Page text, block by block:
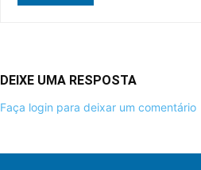
DEIXE UMA RESPOSTA
Faça login para deixar um comentário